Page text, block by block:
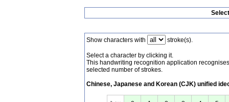
Show characters with stroke(s).
Select a character by clicking it.
This handwriting recognition application
selected number of strokes.
Chinese, Japanese and Korean (CJK) unified